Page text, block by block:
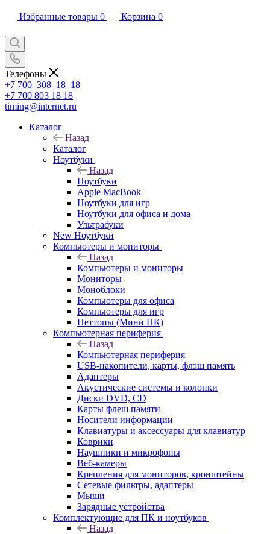
Избранные товары 0 Корзина 0
Телефоны
+7 700‒308‒18‒18
+7 700 803 18 18
timing@internet.ru
Каталог
Назад
Каталог
Ноутбуки
Назад
Ноутбуки
Apple MacBook
Ноутбуки для игр
Ноутбуки для офиса и дома
Ультрабуки
New Ноутбуки
Компьютеры и мониторы
Назад
Компьютеры и мониторы
Мониторы
Моноблоки
Компьютеры для офиса
Компьютеры для игр
Неттопы (Мини ПК)
Компьютерная периферия
Назад
Компьютерная периферия
USB-накопители, карты, флэш память
Адаптеры
Акустические системы и колонки
Диски DVD, CD
Карты флеш памяти
Носители информации
Клавиатуры и аксессуары для клавиатур
Коврики
Наушники и микрофоны
Веб-камеры
Крепления для мониторов, кронштейны
Сетевые фильтры, адаптеры
Мыши
Зарядные устройства
Комплектующие для ПК и ноутбуков
Назад